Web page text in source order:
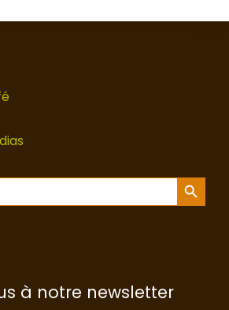
Search Button
à notre newsletter